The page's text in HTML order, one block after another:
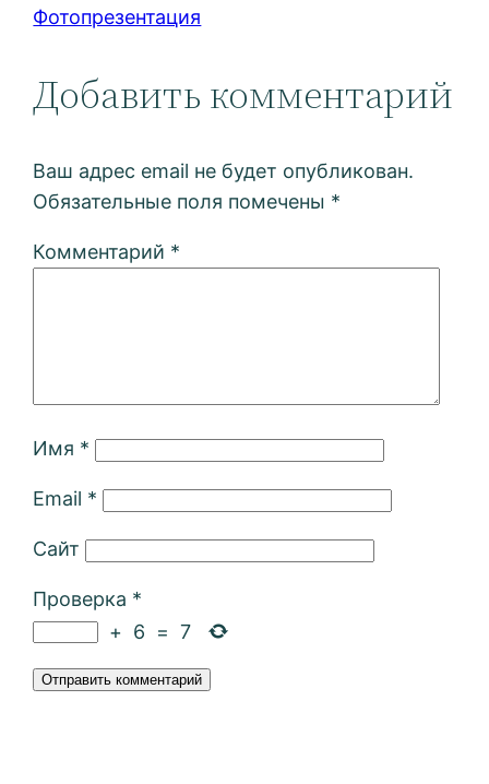
Фотопрезентация
Добавить комментарий
Ваш адрес email не будет опубликован.
Обязательные поля помечены *
Комментарий *
Имя *
Email *
Сайт
Проверка *
+ 6 = 7